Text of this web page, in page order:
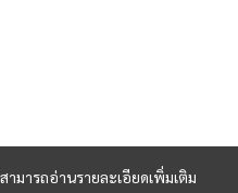
มารถอ่านรายละเอียดเพิ่มเติม